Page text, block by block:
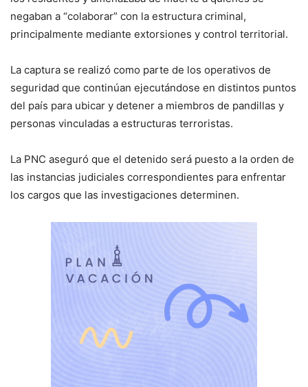
negaban a “colaborar” con la estructura criminal,
principalmente mediante extorsiones y control territorial.
La captura se realizó como parte de los operativos de
seguridad que continúan ejecutándose en distintos puntos
del país para ubicar y detener a miembros de pandillas y
personas vinculadas a estructuras terroristas.
La PNC aseguró que el detenido será puesto a la orden de
las instancias judiciales correspondientes para enfrentar
los cargos que las investigaciones determinen.